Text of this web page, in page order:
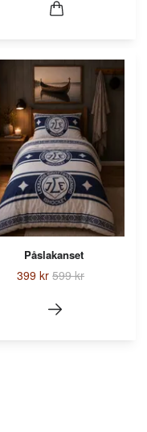
Påslakanset
399 kr 599 kr